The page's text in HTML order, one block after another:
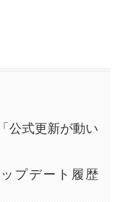
公式更新が動い
プデート履歴